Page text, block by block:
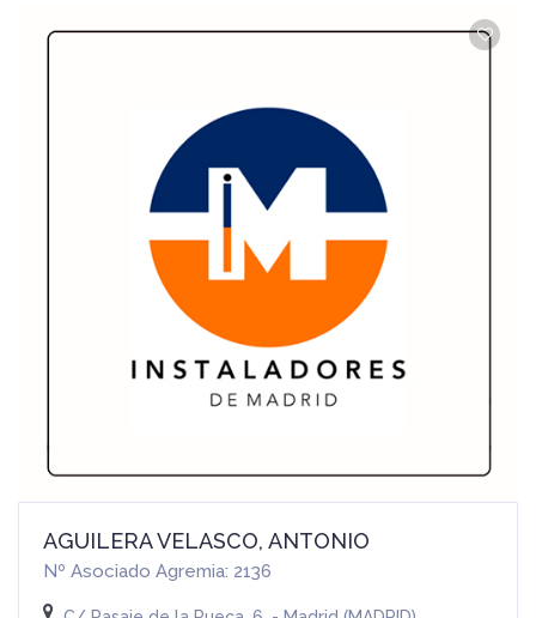
AGUILERA VELASCO, ANTONIO
Nº Asociado Agremia: 2136